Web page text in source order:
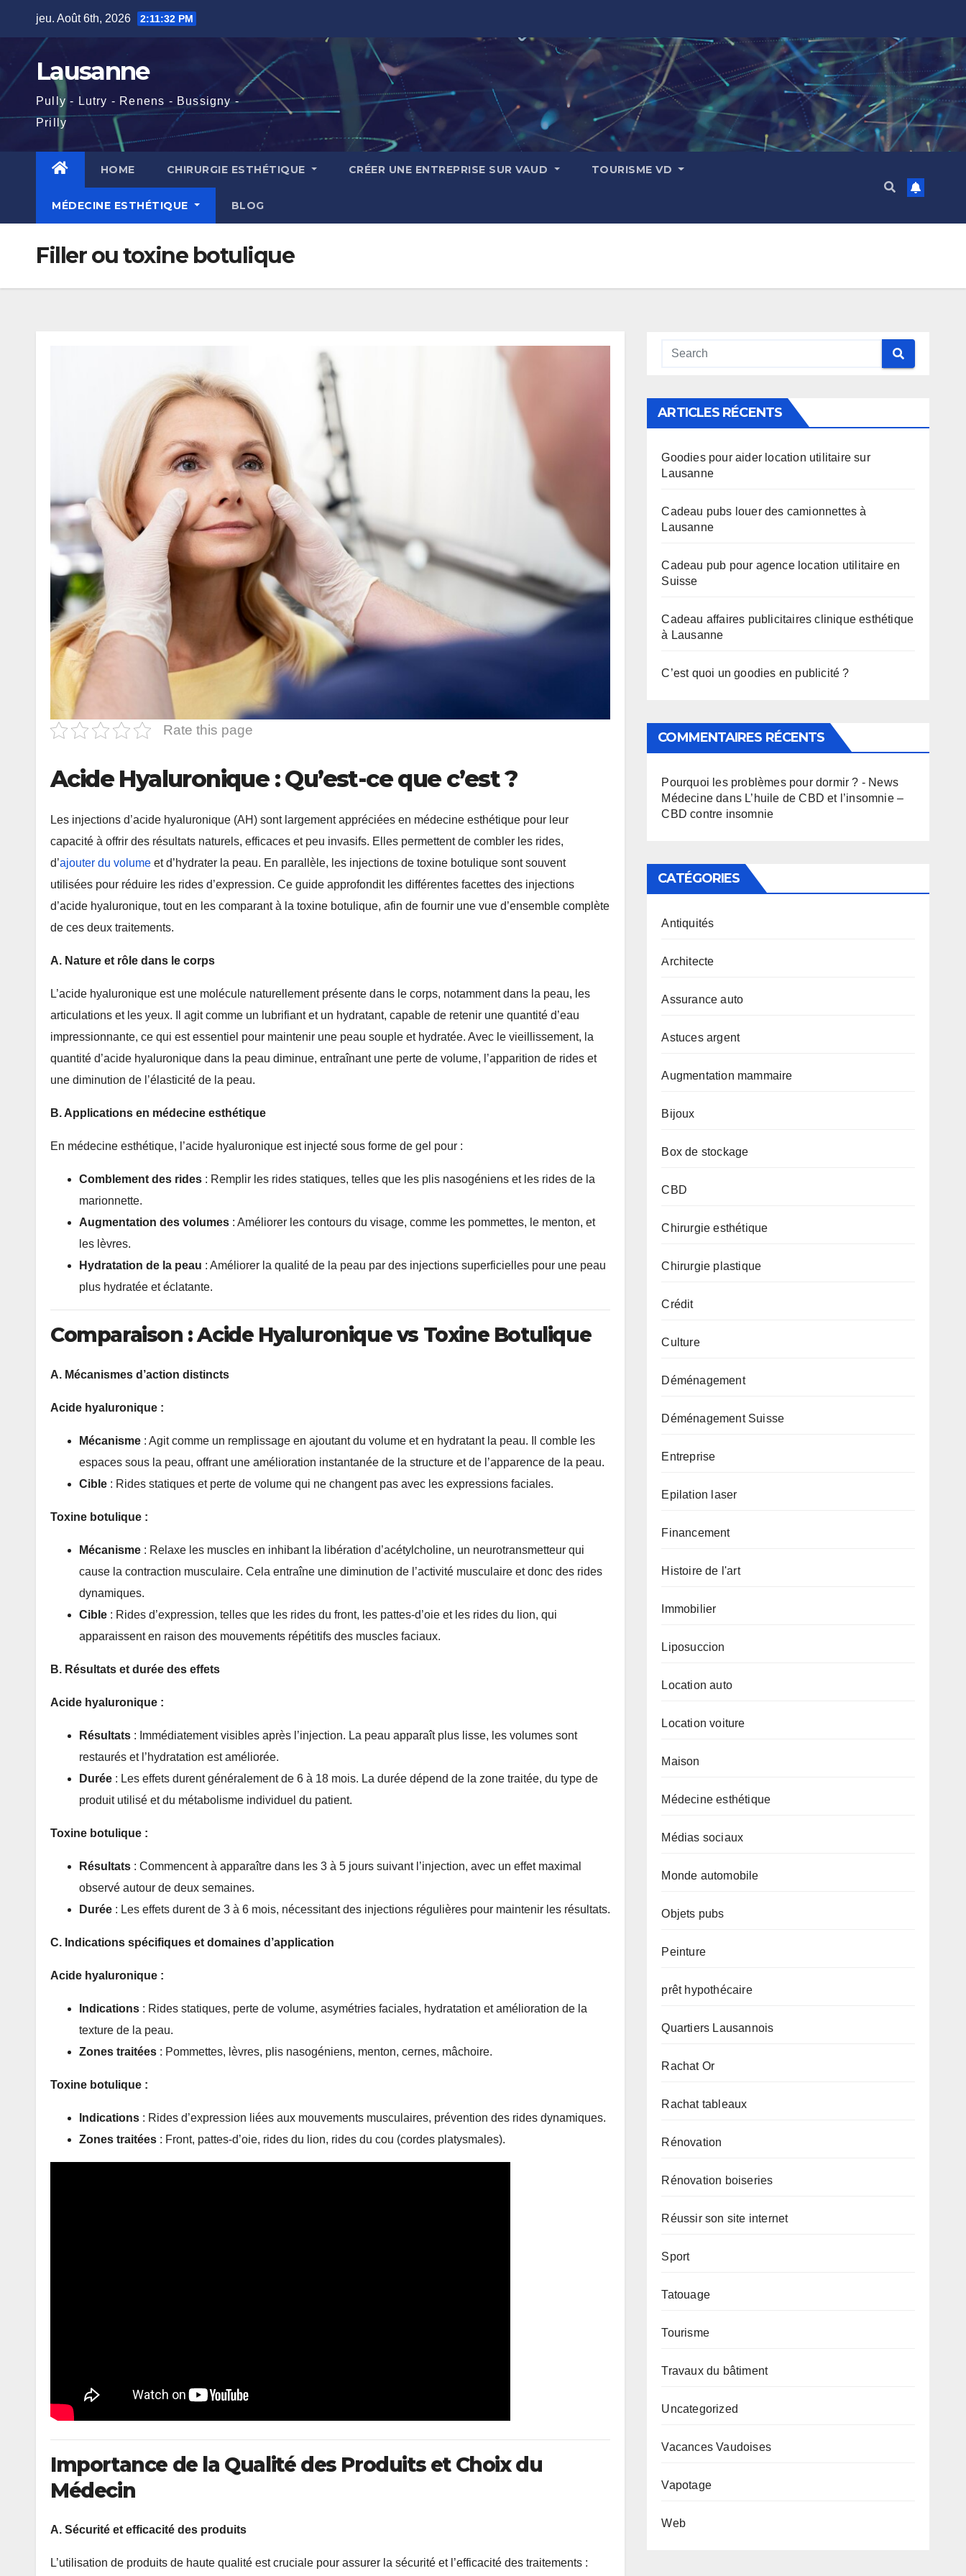
content
jeu. Août 6th, 2026 2:11:33 PM
Lausanne
Pully - Lutry - Renens - Bussigny -
Prilly
HOME CHIRURGIE ESTHÉTIQUE CRÉER UNE ENTREPRISE SUR VAUD TOURISME VD
MÉDECINE ESTHÉTIQUE BLOG
Filler ou toxine botulique
Rate this page
Acide Hyaluronique : Qu’est-ce que c’est ?
Les injections d’acide hyaluronique (AH) sont largement appréciées en médecine esthétique pour leur
capacité à offrir des résultats naturels, efficaces et peu invasifs. Elles permettent de combler les rides,
d’ajouter du volume et d’hydrater la peau. En parallèle, les injections de toxine botulique sont souvent
utilisées pour réduire les rides d’expression. Ce guide approfondit les différentes facettes des injections
d’acide hyaluronique, tout en les comparant à la toxine botulique, afin de fournir une vue d’ensemble complète
de ces deux traitements.
A. Nature et rôle dans le corps
L’acide hyaluronique est une molécule naturellement présente dans le corps, notamment dans la peau, les
articulations et les yeux. Il agit comme un lubrifiant et un hydratant, capable de retenir une quantité d’eau
impressionnante, ce qui est essentiel pour maintenir une peau souple et hydratée. Avec le vieillissement, la
quantité d’acide hyaluronique dans la peau diminue, entraînant une perte de volume, l’apparition de rides et
une diminution de l’élasticité de la peau.
B. Applications en médecine esthétique
En médecine esthétique, l’acide hyaluronique est injecté sous forme de gel pour :
Comblement des rides : Remplir les rides statiques, telles que les plis nasogéniens et les rides de la
marionnette.
Augmentation des volumes : Améliorer les contours du visage, comme les pommettes, le menton, et
les lèvres.
Hydratation de la peau : Améliorer la qualité de la peau par des injections superficielles pour une peau
plus hydratée et éclatante.
Comparaison : Acide Hyaluronique vs Toxine Botulique
A. Mécanismes d’action distincts
Acide hyaluronique :
Mécanisme : Agit comme un remplissage en ajoutant du volume et en hydratant la peau. Il comble les
espaces sous la peau, offrant une amélioration instantanée de la structure et de l’apparence de la peau.
Cible : Rides statiques et perte de volume qui ne changent pas avec les expressions faciales.
Toxine botulique :
Mécanisme : Relaxe les muscles en inhibant la libération d’acétylcholine, un neurotransmetteur qui
cause la contraction musculaire. Cela entraîne une diminution de l’activité musculaire et donc des rides
dynamiques.
Cible : Rides d’expression, telles que les rides du front, les pattes-d’oie et les rides du lion, qui
apparaissent en raison des mouvements répétitifs des muscles faciaux.
B. Résultats et durée des effets
Acide hyaluronique :
Résultats : Immédiatement visibles après l’injection. La peau apparaît plus lisse, les volumes sont
restaurés et l’hydratation est améliorée.
Durée : Les effets durent généralement de 6 à 18 mois. La durée dépend de la zone traitée, du type de
produit utilisé et du métabolisme individuel du patient.
Toxine botulique :
Résultats : Commencent à apparaître dans les 3 à 5 jours suivant l’injection, avec un effet maximal
observé autour de deux semaines.
Durée : Les effets durent de 3 à 6 mois, nécessitant des injections régulières pour maintenir les résultats.
C. Indications spécifiques et domaines d’application
Acide hyaluronique :
Indications : Rides statiques, perte de volume, asymétries faciales, hydratation et amélioration de la
texture de la peau.
Zones traitées : Pommettes, lèvres, plis nasogéniens, menton, cernes, mâchoire.
Toxine botulique :
Indications : Rides d’expression liées aux mouvements musculaires, prévention des rides dynamiques.
Zones traitées : Front, pattes-d’oie, rides du lion, rides du cou (cordes platysmales).
Importance de la Qualité des Produits et Choix du
Médecin
A. Sécurité et efficacité des produits
L’utilisation de produits de haute qualité est cruciale pour assurer la sécurité et l’efficacité des traitements :
ARTICLES RÉCENTS
Goodies pour aider location utilitaire sur
Lausanne
Cadeau pubs louer des camionnettes à
Lausanne
Cadeau pub pour agence location utilitaire en
Suisse
Cadeau affaires publicitaires clinique esthétique
à Lausanne
C’est quoi un goodies en publicité ?
COMMENTAIRES RÉCENTS
Pourquoi les problèmes pour dormir ? - News
Médecinedans L’huile de CBD et l’insomnie –
CBD contre insomnie
CATÉGORIES
Antiquités
Architecte
Assurance auto
Astuces argent
Augmentation mammaire
Bijoux
Box de stockage
CBD
Chirurgie esthétique
Chirurgie plastique
Crédit
Culture
Déménagement
Déménagement Suisse
Entreprise
Epilation laser
Financement
Histoire de l'art
Immobilier
Liposuccion
Location auto
Location voiture
Maison
Médecine esthétique
Médias sociaux
Monde automobile
Objets pubs
Peinture
prêt hypothécaire
Quartiers Lausannois
Rachat Or
Rachat tableaux
Rénovation
Rénovation boiseries
Réussir son site internet
Sport
Tatouage
Tourisme
Travaux du bâtiment
Uncategorized
Vacances Vaudoises
Vapotage
Web